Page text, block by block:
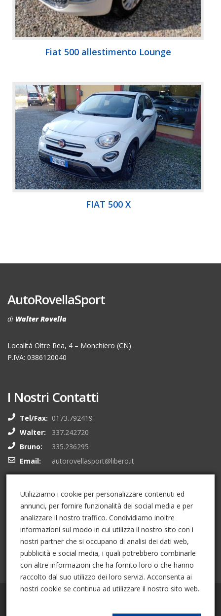
Fiat 500 allestimento Lounge
FIAT 500 X
AutoRovellaSport
di Walter Rovella
Località Oltre Rea, 4 – Monchiero (CN)
P.IVA: 0386120040
I Nostri Contatti
Tel/Fax: 0173.792419
Walter:
337.242720
Bruno:
335.236295
Email:
autorovellasport@libero.it
I Nostri Social
Utilizziamo i cookie per personalizzare contenuti ed
annunci, per fornire funzionalità dei social media e per
analizzare il nostro traffico. Condividiamo inoltre
informazioni sul modo in cui utilizza il nostro sito con i
nostri partner che si occupano di analisi dei dati web,
pubblicità e social media, i quali potrebbero combinarle
con altre informazioni che ha fornito loro o che hanno
raccolto dal suo utilizzo dei loro servizi. Acconsenta ai
nostri cookie se continua ad utilizzare il nostro sito web.